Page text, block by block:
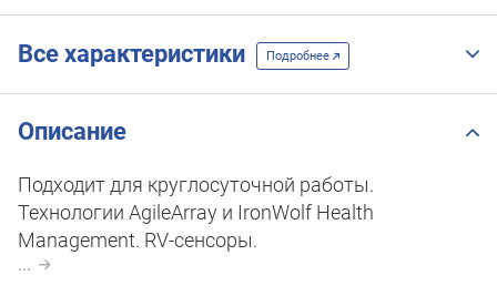
TB12
Все характеристики Подробнее
Описание
Подходит для круглосуточной работы.
Технологии AgileArray и IronWolf Health
Management. RV-сенсоры.
...